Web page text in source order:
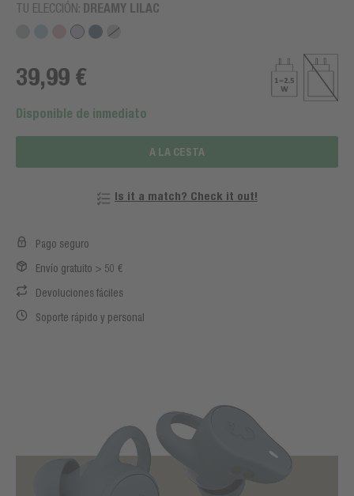
TU ELECCIÓN: DREAMY LILAC
39,99 €
Disponible de inmediato
A LA CESTA
Is it a match? Check it out!
Pago seguro
Envío gratuito > 50 €
Devoluciones fáciles
Soporte rápido y personal